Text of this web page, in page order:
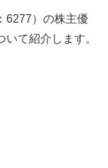
6277）の株主優
て紹介します。